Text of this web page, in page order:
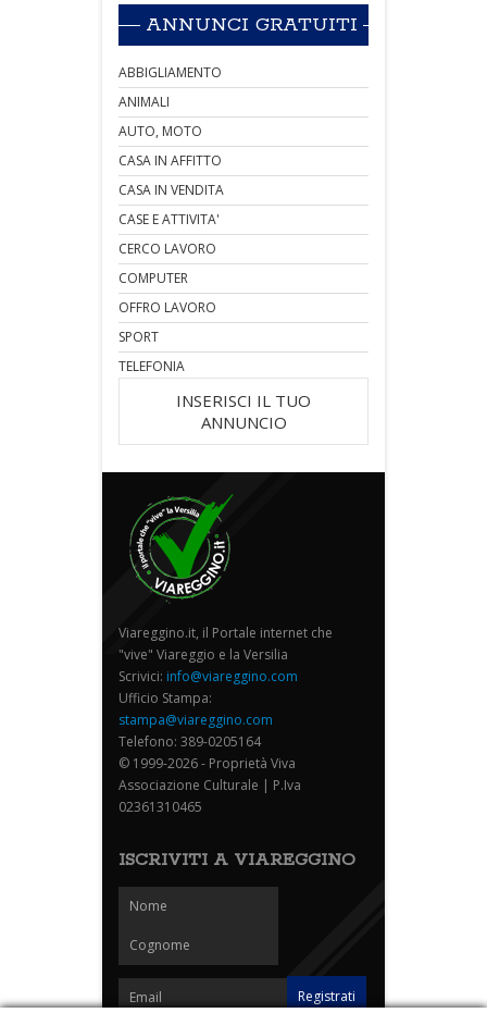
ANNUNCI GRATUITI
ABBIGLIAMENTO
ANIMALI
AUTO, MOTO
CASA IN AFFITTO
CASA IN VENDITA
CASE E ATTIVITA'
CERCO LAVORO
COMPUTER
OFFRO LAVORO
SPORT
TELEFONIA
INSERISCI IL TUO
ANNUNCIO
Viareggino.it, il Portale internet che
"vive" Viareggio e la Versilia
Scrivici: info@viareggino.com
Ufficio Stampa:
stampa@viareggino.com
Telefono: 389-0205164
© 1999-2026 - Proprietà Viva
Associazione Culturale | P.Iva
02361310465
ISCRIVITI A VIAREGGINO